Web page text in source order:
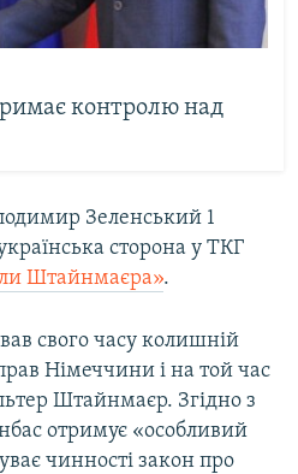
контролю над
Зеленський 1
сторона у ТКГ
Штайнмаєра».
свого часу колишній
Німеччини і на той час
Штайнмаєр. Згідно з
отримує «особливий
чинності закон про